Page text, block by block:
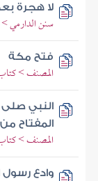
لا هجرة
سنن الدارمي
فتح مكة
المصنف >
النبي
المفتاح من
المصنف >
وادع